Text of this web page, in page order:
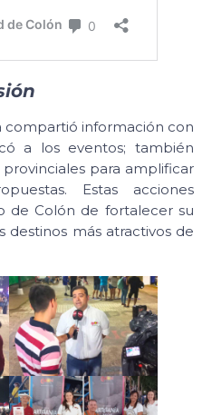
compartió información con
a los eventos; también
para amplificar
Estas acciones
de Colón de fortalecer su
más atractivos de